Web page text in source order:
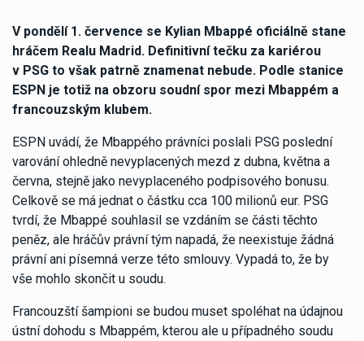
V pondělí 1. července se Kylian Mbappé oficiálně stane
hráčem Realu Madrid. Definitivní tečku za kariérou
v PSG to však patrně znamenat nebude. Podle stanice
ESPN je totiž na obzoru soudní spor mezi Mbappém a
francouzským klubem.
ESPN uvádí, že Mbappého právníci poslali PSG poslední
varování ohledně nevyplacených mezd z dubna, května a
června, stejně jako nevyplaceného podpisového bonusu.
Celkově se má jednat o částku cca 100 milionů eur. PSG
tvrdí, že Mbappé souhlasil se vzdáním se části těchto
peněz, ale hráčův právní tým napadá, že neexistuje žádná
právní ani písemná verze této smlouvy. Vypadá to, že by
vše mohlo skončit u soudu.
Francouzští šampioni se budou muset spoléhat na údajnou
ústní dohodu s Mbappém, kterou ale u případného soudu